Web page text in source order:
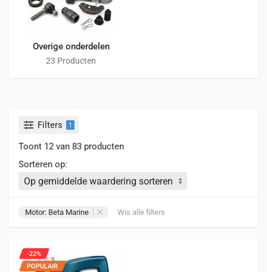
Overige onderdelen
23 Producten
Filters 1
Toont 12 van 83 producten
Sorteren op:
Motor: Beta Marine Wis alle filters
-22%
POPULAIR